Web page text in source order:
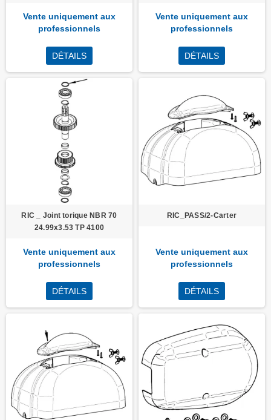
Vente uniquement aux
professionnels
DÉTAILS
Vente uniquement aux
professionnels
DÉTAILS
RIC _ Joint torique NBR 70
24.99x3.53 TP 4100
Vente uniquement aux
professionnels
DÉTAILS
RIC_PASS/2-Carter
Vente uniquement aux
professionnels
DÉTAILS